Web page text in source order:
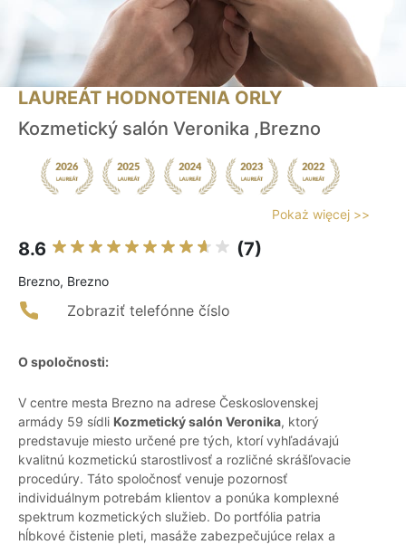
LAUREÁT HODNOTENIA ORLY
Kozmetický salón Veronika ,Brezno
Pokaż więcej >>
8.6 (7)
Brezno, Brezno
Zobraziť telefónne číslo
O spoločnosti:
V centre mesta Brezno na adrese Československej
armády 59 sídli Kozmetický salón Veronika, ktorý
predstavuje miesto určené pre tých, ktorí vyhľadávajú
kvalitnú kozmetickú starostlivosť a rozličné skrášľovacie
procedúry. Táto spoločnosť venuje pozornosť
individuálnym potrebám klientov a ponúka komplexné
spektrum kozmetických služieb. Do portfólia patria
hĺbkové čistenie pleti, masáže zabezpečujúce relax a